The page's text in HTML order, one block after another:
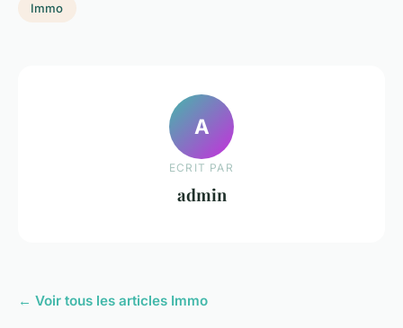
Immo
A
ECRIT PAR
admin
← Voir tous les articles Immo